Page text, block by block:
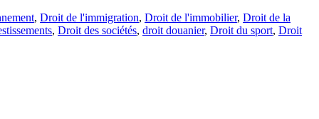
, Droit de l'immigration, Droit de l'immobilier, Droit de la
, Droit des sociétés, droit douanier, Droit du sport, Droit